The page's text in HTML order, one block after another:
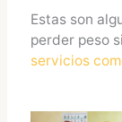
Estas son
perder peso
servicios